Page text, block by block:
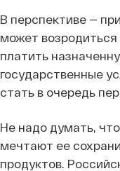
В перспективе —
может возродиться
платить
государственные
стать в очередь
Не надо думать,
мечтают ее
продуктов.